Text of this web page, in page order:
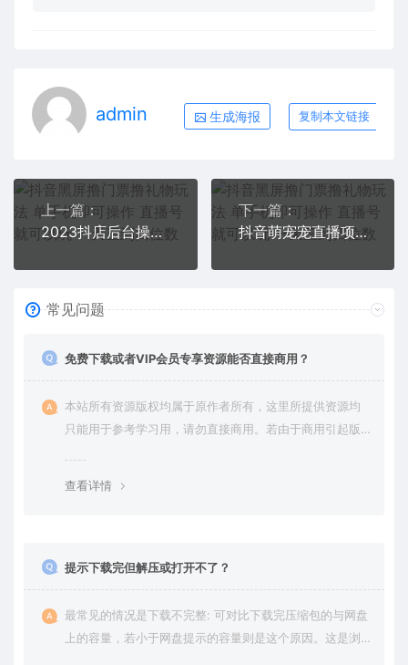
admin 生成海报 复制本文链接
上一篇：
2023抖店后台操作实操，对抖店各个模块有清楚的认知以及正确操作方法
下一篇：
抖音萌宠宠直播项目，可虚拟人直播，抖音报白，实时互动直播【软件+教程】
常见问题
免费下载或者VIP会员专享资源能否直接商用？
本站所有资源版权均属于原作者所有，这里所提供资源均
只能用于参考学习用，请勿直接商用。若由于商用引起版
查看详情
提示下载完但解压或打开不了？
最常见的情况是下载不完整: 可对比下载完压缩包的与网盘
上的容量，若小于网盘提示的容量则是这个原因。这是浏